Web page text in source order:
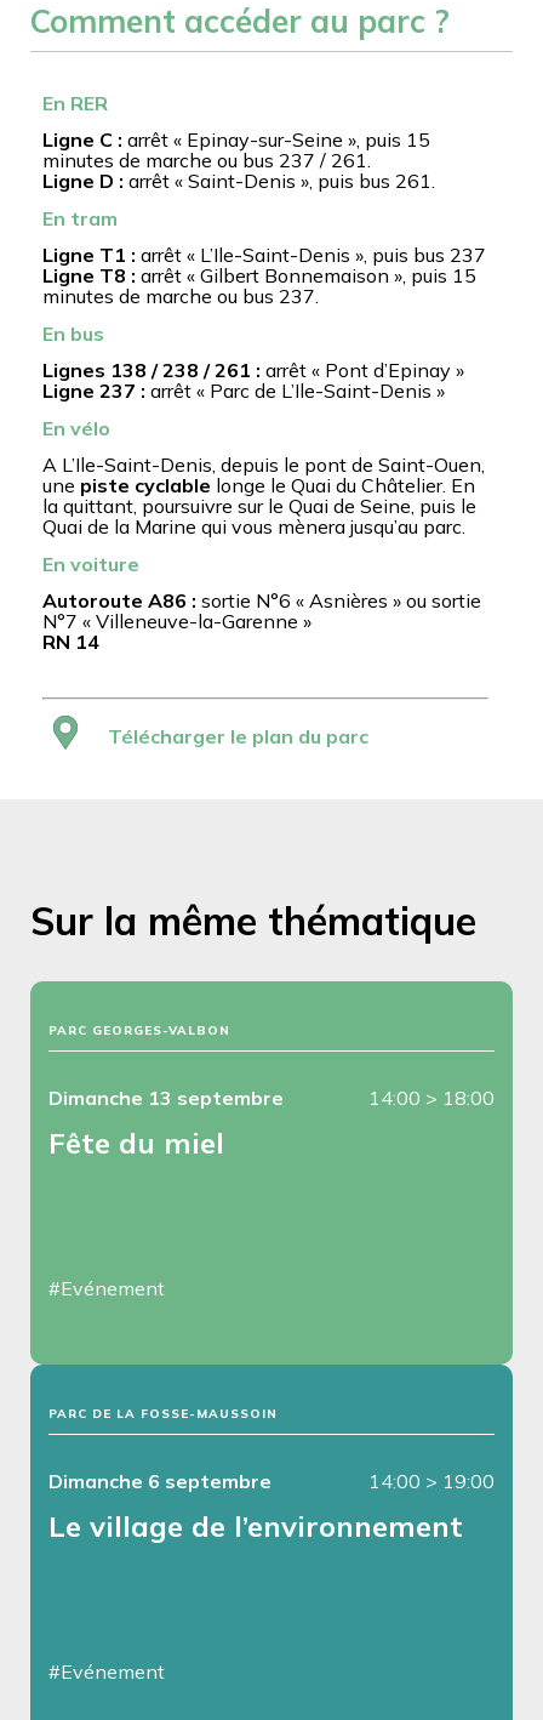
Comment accéder au parc ?
En RER
Ligne C : arrêt « Epinay-sur-Seine », puis 15
minutes de marche ou bus 237 / 261.
Ligne D : arrêt « Saint-Denis », puis bus 261.
En tram
Ligne T1 : arrêt « L’Ile-Saint-Denis », puis bus 237
Ligne T8 : arrêt « Gilbert Bonnemaison », puis 15
minutes de marche ou bus 237.
En bus
Lignes 138 / 238 / 261 : arrêt « Pont d’Epinay »
Ligne 237 : arrêt « Parc de L’Ile-Saint-Denis »
En vélo
A L’Ile-Saint-Denis, depuis le pont de Saint-Ouen,
une piste cyclable longe le Quai du Châtelier. En
la quittant, poursuivre sur le Quai de Seine, puis le
Quai de la Marine qui vous mènera jusqu’au parc.
En voiture
Autoroute A86 : sortie N°6 « Asnières » ou sortie
N°7 « Villeneuve-la-Garenne »
RN 14
Télécharger le plan du parc
Sur la même thématique
PARC GEORGES-VALBON
Dimanche 13 septembre 14:00 > 18:00
Fête du miel
#Evénement
PARC DE LA FOSSE-MAUSSOIN
Dimanche 6 septembre 14:00 > 19:00
Le village de l’environnement
#Evénement